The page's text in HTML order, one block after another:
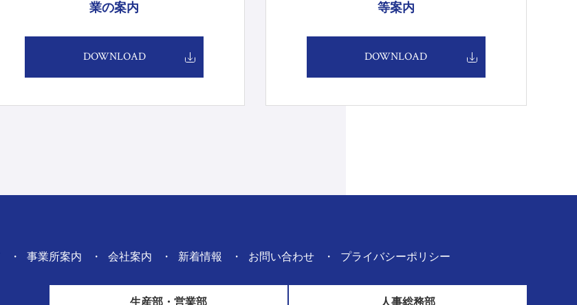
業の案内
DOWNLOAD
等案内
DOWNLOAD
事業所案内 会社案内 新着情報 お問い合わせ プライバシーポリシー
生産部・営業部 人事総務部